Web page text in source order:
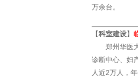
万余台。
【科室建设】
郑州华医大
诊断中心、妇
人近2万人，